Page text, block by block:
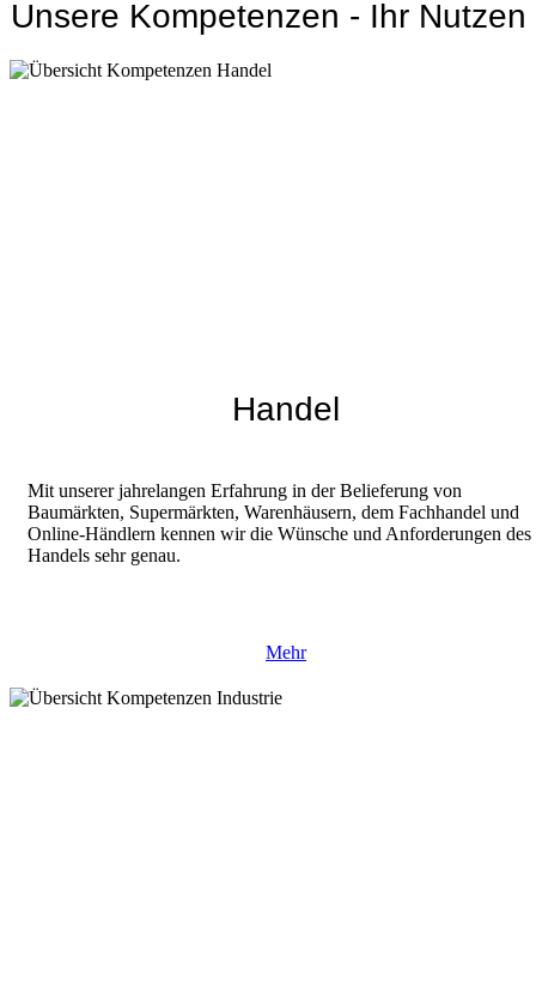
Unsere Kompetenzen - Ihr Nutzen
Handel
Mit unserer jahrelangen Erfahrung in der Belieferung von
Baumärkten, Supermärkten, Warenhäusern, dem Fachhandel und
Online-Händlern kennen wir die Wünsche und Anforderungen des
Handels sehr genau.
Mehr